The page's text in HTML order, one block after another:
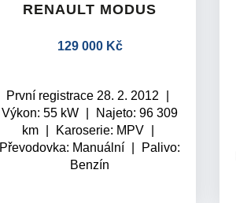
RENAULT MODUS
129 000 Kč
První registrace 28. 2. 2012
Výkon: 55 kW
Najeto: 96 309
km
Karoserie: MPV
Převodovka: Manuální
Palivo:
Benzín